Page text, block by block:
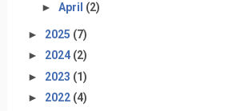
► April (2)
► 2025 (7)
► 2024 (2)
► 2023 (1)
► 2022 (4)